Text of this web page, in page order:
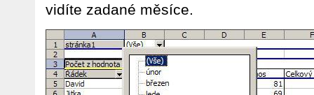
vidíte zadané měsíce.